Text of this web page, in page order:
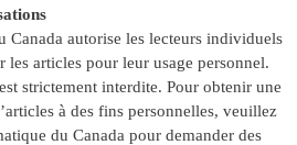
Canada autorise les lecteurs individuels
les articles pour leur usage personnel.
strictement interdite. Pour obtenir une
à des fins personnelles, veuillez
du Canada pour demander des